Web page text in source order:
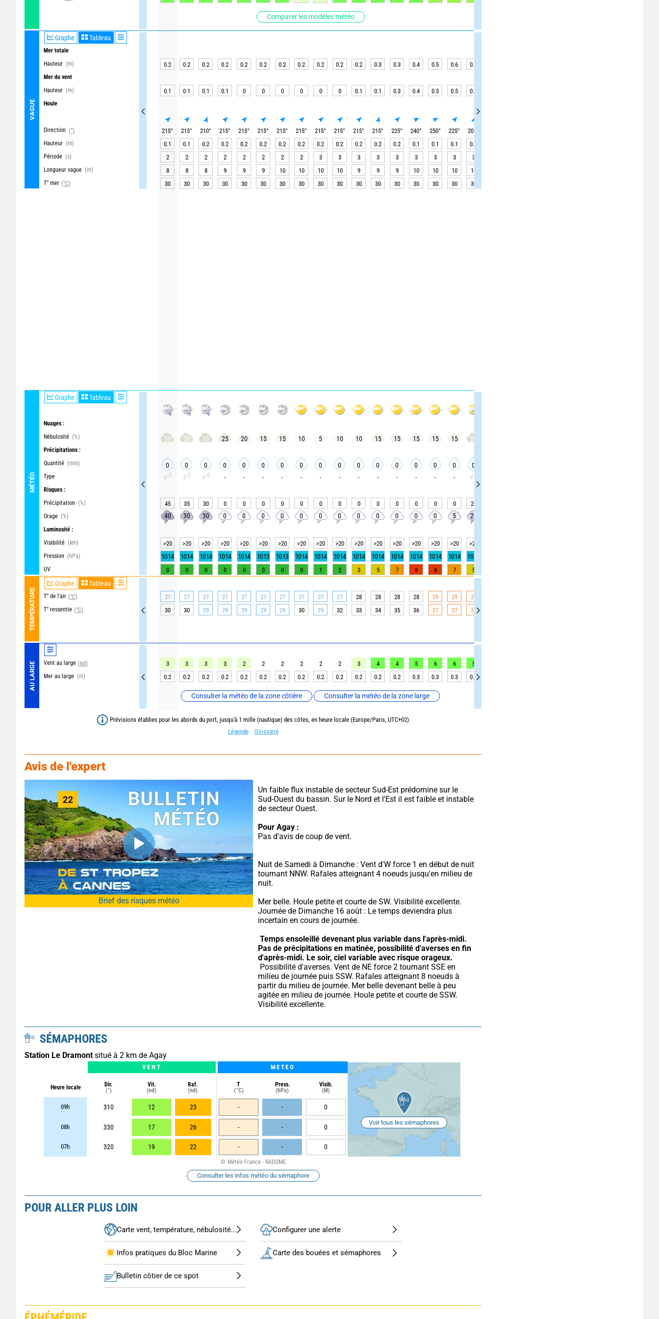
Comparer les modèles météo
VAGUE
Graphe Tableau
Mer totale
Hauteur (m)
Mer du vent
Hauteur (m)
Houle
Direction (°)
Hauteur (m)
Période (s)
Longueur vague (m)
T° mer (°C)
MÉTÉO
Graphe Tableau
Nuages :
Nébulosité (%)
Précipitations :
Quantité (mm)
Type
Risques :
Précipitation (%)
Orage (%)
Luminosité :
Visibilité (km)
Pression (hPa)
UV
TEMPÉRATURE
Graphe Tableau
T° de l'air (°C)
T° ressentie (°C)
AU LARGE Vent au large (nd)
Mer au large (m)
Consulter la météo de la zone côtière Consulter la météo de la zone large
0.2 0.2 0.2 0.2 0.2 0.2 0.2 0.2 0.2 0.2 0.2 0.3 0.3 0.4 0.5 0.6 0.6
0.1 0.1 0.1 0.1 0 0 0 0 0 0 0.1 0.1 0.3 0.4 0.5 0.5 0.5
215° 215° 210° 215° 215° 215° 215° 215° 215° 215° 215° 215° 225° 240° 250° 225° 205
0.1
0.1 0.2 0.2 0.2 0.2 0.2 0.2 0.2 0.2 0.2 0.2 0.2 0.1 0.1 0.1 0.2
2
2 2 2 2 2 2 2 3 3 3 3 3 3 3 3 3
8
8 8 9 9 9 10 10 10 10 9 9 9 10 10 10 10
30
30 30 30 30 30 30 30 30 30 30 30 30 30 30 30 30
50 50 55 25 20 15 15 10 5 10 10 15 15 15 15 15 50
0 0 0 0 0 0 0 0 0 0 0 0 0 0 0 0 0
- - - - - - - - - - - - -
45 35 30 0 0 0 0 0 0 0 0 0 0 0 0 0 20
40 30 30 0 0 0 0 0 0 0 0 0 0 0 0 5 20
>20 >20 >20 >20 >20 >20 >20 >20 >20 >20 >20 >20 >20 >20 >20 >20 >20
1014 1014 1014 1014 1014 1013 1013 1014 1014 1014 1014 1014 1014 1014 1014 1014 1013
0 0 0 0 0 0 0 0 1 2 3 5 7 8 8 7 5
27 27 27 27 27 27 27 27 27 27 28 28 28 28 29 29 29
30
30 29 29 29 29 29 30 29 32 33 34 35 36 37 37 37
3 3 3 3 2 2 2 2 2 2 3 4 4 5 6 6 5
0.2
0.2 0.2 0.2 0.2 0.2 0.2 0.2 0.2 0.2 0.2 0.2 0.2 0.3 0.3 0.3 0.3
Prévisions établies pour les abords du port, jusqu'à 1 mille (nautique) des côtes, en heure locale (Europe/Paris, UTC+02)
Légende
Glossaire
Avis de l'expert
Brief des risques météo
Un faible flux instable de secteur Sud-Est prédomine sur le
Sud-Ouest du bassin. Sur le Nord et l'Est il est faible et instable
de secteur Ouest.
Pour Agay :
Pas d'avis de coup de vent.
Nuit de Samedi à Dimanche : Vent d'W force 1 en début de nuit
tournant NNW. Rafales atteignant 4 noeuds jusqu'en milieu de
nuit.
Mer belle. Houle petite et courte de SW. Visibilité excellente.
Journée de Dimanche 16 août : Le temps deviendra plus
incertain en cours de journée.
Temps ensoleillé devenant plus variable dans l'après-midi.
Pas de précipitations en matinée, possibilité d'averses en fin
d'après-midi. Le soir, ciel variable avec risque orageux.
milieu de journée puis SSW. Rafales atteignant 8 noeuds à
partir du milieu de journée. Mer belle devenant belle à peu
agitée en milieu de journée. Houle petite et courte de SSW.
Visibilité excellente.
SÉMAPHORES
Station Le Dramont situé à 2 km de Agay
VENT METEO
Heure locale
Dir.
(°)
Vit.
(nd)
Raf.
(nd)
T
(°C)
Press.
(hPa)
Visib.
(M)
09h 310 12 23 - - 0
08h 330 17 26 - - 0
07h 320 19 22 - - 0
Voir tous les sémaphores
Météo France - RADOME
Consulter les infos météo du sémaphore
POUR ALLER PLUS LOIN
Carte vent, température, nébulosité...
Infos pratiques du Bloc Marine
Bulletin côtier de ce spot
Configurer une alerte
Carte des bouées et sémaphores